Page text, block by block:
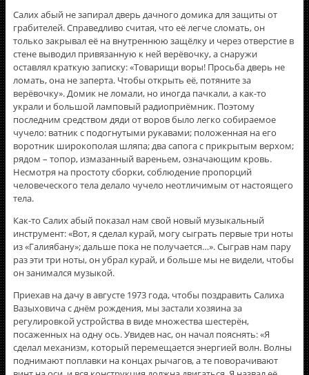
Салих абый не запирал дверь дачного домика для защиты от
грабителей. Справедливо считая, что её легче сломать, он
только закрывал её на внутреннюю защёлку и через отверстие в
стене выводил привязанную к ней верёвочку, а снаружи
оставлял краткую записку: «Товарищи воры! Просьба дверь не
ломать, она не заперта. Чтобы открыть её, потяните за
верёвочку». Домик не ломали, но иногда пачкали, а как-то
украли и большой ламповый радиоприёмник. Поэтому
последним средством дяди от воров было легко собираемое
чучело: ватник с подогнутыми рукавами; положенная на его
воротник широкополая шляпа; два сапога с прикрытым верхом;
рядом – топор, измазанный вареньем, означающим кровь.
Несмотря на простоту сборки, соблюдение пропорций
человеческого тела делало чучело неотличимым от настоящего
тела.
Как-то Салих абый показал нам свой новый музыкальный
инструмент: «Вот, я сделал курай, могу сыграть первые три ноты
из «Галиябану»; дальше пока не получается…». Сыграв нам пару
раз эти три ноты, он убрал курай, и больше мы не видели, чтобы
он занимался музыкой.
Приехав на дачу в августе 1973 года, чтобы поздравить Салиха
Вазыховича с днём рождения, мы застали хозяина за
регулировкой устройства в виде множества шестерён,
посаженных на одну ось. Увидев нас, он начал пояснять: «Я
сделал механизм, который перемещается энергией волн. Волны
поднимают поплавки на концах рычагов, а те поворачивают